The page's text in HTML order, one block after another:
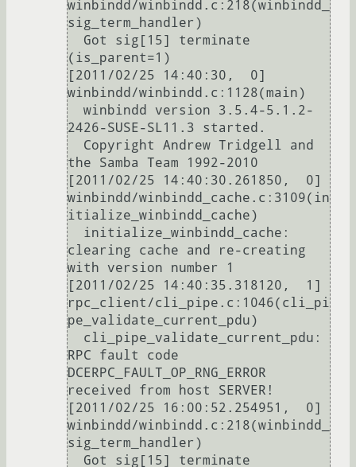
winbindd/winbindd.c:218(winbindd_
sig_term_handler)
(is_parent=1)
[2011/02/25 14:40:30,  0]
winbindd/winbindd.c:1128(main)
2426-SUSE-SL11.3 started.
the Samba Team 1992-2010
[2011/02/25 14:40:30.261850,  0]
winbindd/winbindd_cache.c:3109(in
itialize_winbindd_cache)
clearing cache and re-creating
with version number 1
[2011/02/25 14:40:35.318120,  1]
rpc_client/cli_pipe.c:1046(cli_pi
pe_validate_current_pdu)
RPC fault code
DCERPC_FAULT_OP_RNG_ERROR
received from host SERVER!
[2011/02/25 16:00:52.254951,  0]
winbindd/winbindd.c:218(winbindd_
sig_term_handler)